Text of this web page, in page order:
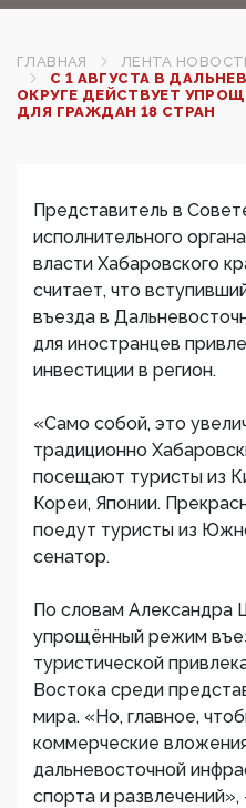
ГЛАВНАЯ
ЛЕНТА
С 1 АВГУСТА В
ОКРУГЕ ДЕЙСТВУЕТ
ДЛЯ ГРАЖДАН 18 СТРАН
Представитель в
исполнительного
власти Хабаровского
считает, что
въезда в
для иностранцев
инвестиции в регион.
«Само собой, это
традиционно
посещают туристы из
Кореи, Японии.
поедут туристы из
сенатор.
По словам Александра
упрощённый режим
туристической
Востока среди
мира. «Но, главное,
коммерческие
дальневосточной
спорта и